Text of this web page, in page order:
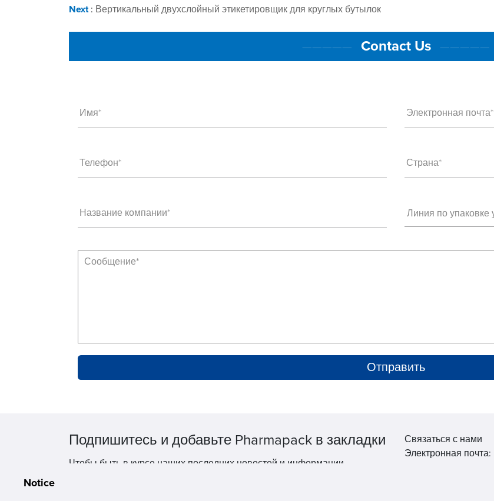
Next: Вертикальный двухслойный этикетировщик для круглых бутылок
————— Contact Us —————
Имя* Электронная почта*
Телефон* Страна*
Название компании*
Подпишитесь и добавьте Pharmapack в закладки
Чтобы быть в курсе наших последних новостей и информации.
Связаться с нами
Электронная почта:
Notice